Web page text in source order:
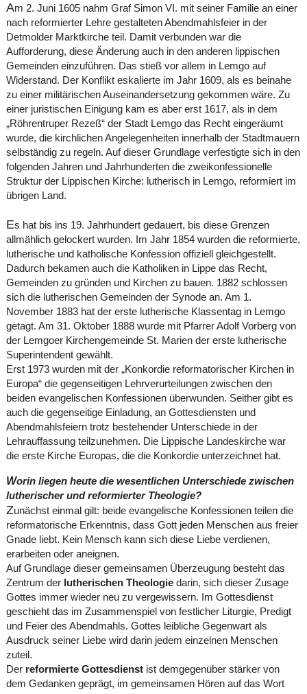
Am 2. Juni 1605 nahm Graf Simon VI. mit seiner Familie an einer
nach reformierter Lehre gestalteten Abendmahlsfeier in der
Detmolder Marktkirche teil. Damit verbunden war die
Aufforderung, diese Änderung auch in den anderen lippischen
Gemeinden einzuführen. Das stieß vor allem in Lemgo auf
Widerstand. Der Konflikt eskalierte im Jahr 1609, als es beinahe
zu einer militärischen Auseinandersetzung gekommen wäre. Zu
einer juristischen Einigung kam es aber erst 1617, als in dem
„Röhrentruper Rezeß“ der Stadt Lemgo das Recht eingeräumt
wurde, die kirchlichen Angelegenheiten innerhalb der Stadtmauern
selbständig zu regeln. Auf dieser Grundlage verfestigte sich in den
folgenden Jahren und Jahrhunderten die zweikonfessionelle
Struktur der Lippischen Kirche: lutherisch in Lemgo, reformiert im
übrigen Land.
Es hat bis ins 19. Jahrhundert gedauert, bis diese Grenzen
allmählich gelockert wurden. Im Jahr 1854 wurden die reformierte,
lutherische und katholische Konfession offiziell gleichgestellt.
Dadurch bekamen auch die Katholiken in Lippe das Recht,
Gemeinden zu gründen und Kirchen zu bauen. 1882 schlossen
sich die lutherischen Gemeinden der Synode an. Am 1.
November 1883 hat der erste lutherische Klassentag in Lemgo
getagt. Am 31. Oktober 1888 wurde mit Pfarrer Adolf Vorberg von
der Lemgoer Kirchengemeinde St. Marien der erste lutherische
Superintendent gewählt.
Erst 1973 wurden mit der „Konkordie reformatorischer Kirchen in
Europa“ die gegenseitigen Lehrverurteilungen zwischen den
beiden evangelischen Konfessionen überwunden. Seither gibt es
auch die gegenseitige Einladung, an Gottesdiensten und
Abendmahlsfeiern trotz bestehender Unterschiede in der
Lehrauffassung teilzunehmen. Die Lippische Landeskirche war
die erste Kirche Europas, die die Konkordie unterzeichnet hat.
Worin liegen heute die wesentlichen Unterschiede zwischen
lutherischer und reformierter Theologie?
Zunächst einmal gilt: beide evangelische Konfessionen teilen die
reformatorische Erkenntnis, dass Gott jeden Menschen aus freier
Gnade liebt. Kein Mensch kann sich diese Liebe verdienen,
erarbeiten oder aneignen.
Auf Grundlage dieser gemeinsamen Überzeugung besteht das
Zentrum der lutherischen Theologiedarin, sich dieser Zusage
Gottes immer wieder neu zu vergewissern. Im Gottesdienst
geschieht das im Zusammenspiel von festlicher Liturgie, Predigt
und Feier des Abendmahls. Gottes leibliche Gegenwart als
Ausdruck seiner Liebe wird darin jedem einzelnen Menschen
zuteil.
Der reformierte Gottesdienst ist demgegenüber stärker von
dem Gedanken geprägt, im gemeinsamen Hören auf das Wort